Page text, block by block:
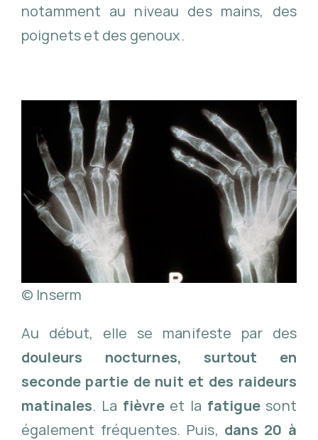
notamment au niveau des mains, des
poignets et des genoux.
© Inserm
Au début, elle se manifeste par des
douleurs nocturnes, surtout en
seconde partie de nuit et des raideurs
matinales. La fièvre et la fatiguesont
également fréquentes. Puis, dans 20 à